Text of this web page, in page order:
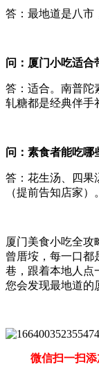
答：最地道是八市
问：厦门小吃适合
答：适合。南普陀
轧糖都是经典伴手
问：素食者能吃哪
答：花生汤、四果
（提前告知店家）。
厦门美食小吃全攻
曾厝垵，每一口都
巷，跟着本地人点
您会发现最地道的
微信扫一扫